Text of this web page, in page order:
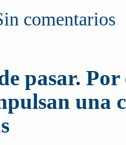
comentarios
pasar.
una